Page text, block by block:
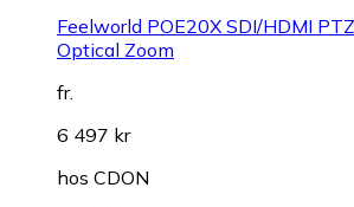
Feelworld POE20X SDI/HDMI
Optical Zoom
fr.
6 497 kr
hos CDON